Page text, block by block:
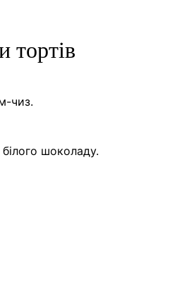
тортів
чиз.
шоколаду.